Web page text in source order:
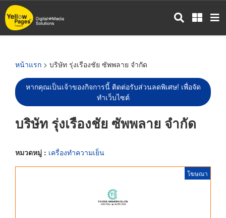
ข้าม
ไป
หน้าแรก > บริษัท รุ่งเรืองชัย ซัพพลาย จำกัด
หากคุณเป็นเจ้าของกิจการนี้ ติดต่อรับส่วนลดพิเศษ! เพื่อจัด
ทำเว็บไซต์
บริษัท รุ่งเรืองชัย ซัพพลาย จำกัด
หมวดหมู่ : เครื่องทำความเย็น
โฆษณา